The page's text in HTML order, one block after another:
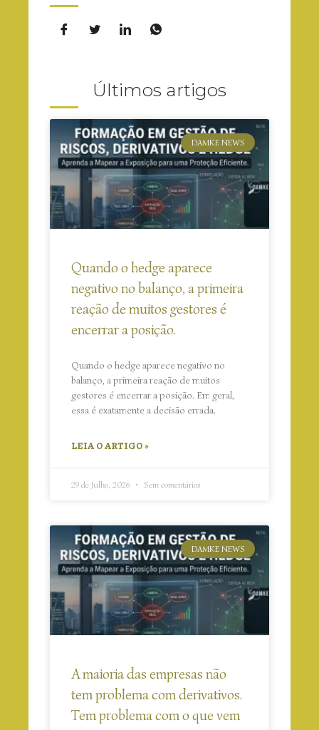
Últimos artigos
DAMKE NEWS
Quando o hedge aparece
negativo no balanço, a primeira
reação de muitos gestores é
encerrar a posição.
Quando o hedge aparece negativo no
balanço, a primeira reação de muitos
gestores é encerrar a posição. Em geral,
essa é exatamente a decisão errada.
LEIA O ARTIGO »
29 de Julho, 2026 Sem comentários
DAMKE NEWS
A maioria das empresas não
tem problema com derivativos.
Tem problema com o que vem